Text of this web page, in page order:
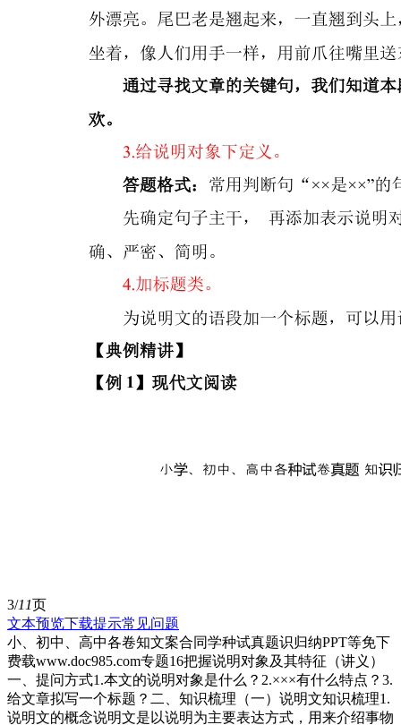
3/11页
文本预览下载提示常见问题
小、初中、高中各卷知文案合同学种试真题识归纳PPT等免下
费载www.doc985.com专题16把握说明对象及其特征（讲义）
一、提问方式1.本文的说明对象是什么？2.×××有什么特点？3.
给文章拟写一个标题？二、知识梳理（一）说明文知识梳理1.
说明文的概念说明文是以说明为主要表达方式，用来介绍事物